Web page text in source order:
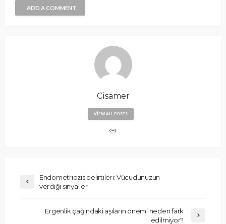
ADD A COMMENT
Cisamer
VIEW ALL POSTS
Endometriozis belirtileri: Vücudunuzun
verdiği sinyaller
Ergenlik çağındaki aşıların önemi neden fark
edilmiyor?